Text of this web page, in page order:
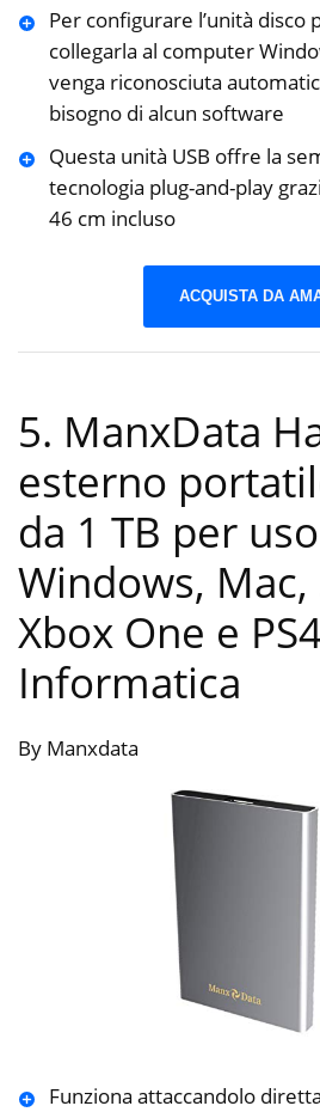
Per configurare l’unità
collegarla al computer
venga riconosciuta
bisogno di alcun software
Questa unità USB offre la
tecnologia plug-and-play
46 cm incluso
ACQUISTA DA
5. ManxData
esterno
da 1 TB per
Windows, Mac,
Xbox One e
Informatica
By Manxdata
Funziona attaccandolo